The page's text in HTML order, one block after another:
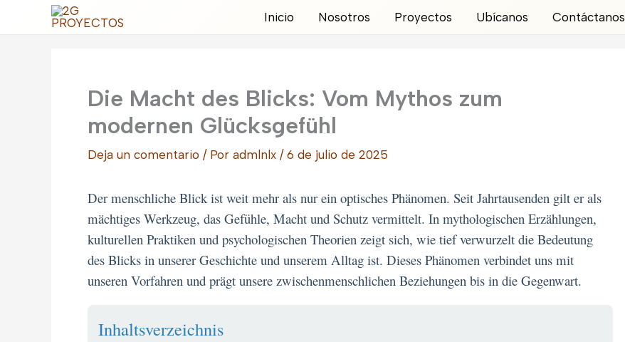
Inicio Nosotros Proyectos Ubícanos Contáctanos
Die Macht des Blicks: Vom Mythos zum
modernen Glücksgefühl
Deja un comentario / Por admlnlx / 6 de julio de 2025
Der menschliche Blick ist weit mehr als nur ein optisches Phänomen. Seit Jahrtausenden gilt er als
mächtiges Werkzeug, das Gefühle, Macht und Schutz vermittelt. In mythologischen Erzählungen,
kulturellen Praktiken und psychologischen Theorien zeigt sich, wie tief verwurzelt die Bedeutung
des Blicks in unserer Geschichte und unserem Alltag ist. Dieses Phänomen verbindet uns mit
unseren Vorfahren und prägt unsere zwischenmenschlichen Beziehungen bis in die Gegenwart.
Inhaltsverzeichnis